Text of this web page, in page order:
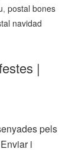
,postal bones
navidad
|
pels
i